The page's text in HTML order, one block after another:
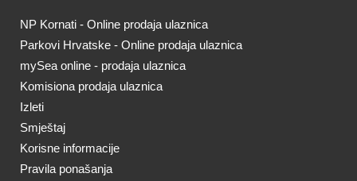
NP Kornati - Online prodaja ulaznica
Parkovi Hrvatske - Online prodaja ulaznica
mySea online - prodaja ulaznica
Komisiona prodaja ulaznica
Izleti
Smještaj
Korisne informacije
Pravila ponašanja